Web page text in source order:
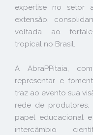
expertise no setor
extensão,
voltada ao
tropical no Brasil.
A AbraPPitaia,
representar e
traz ao evento sua
rede de produtores.
papel educacional
intercâmbio